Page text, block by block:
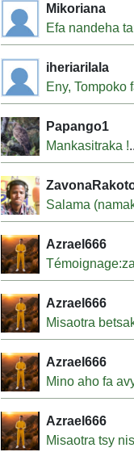
Mikoriana
Efa nandeha
iheriarilala
Eny, Tompoko
Papango1
Mankasitraka !
Salama
Azrael666
Azrael666
Misaotra
Azrael666
Mino aho fa
Azrael666
Misaotra tsy